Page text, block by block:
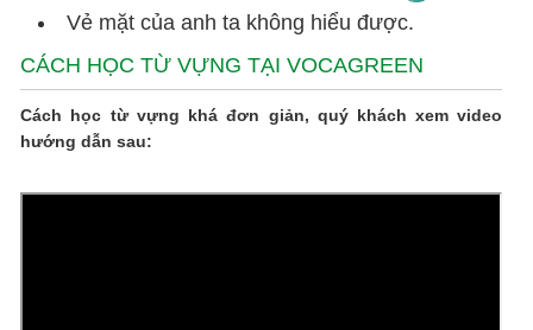
Vẻ mặt của anh ta không hiểu được.
CÁCH HỌC TỪ VỰNG TẠI VOCAGREEN
Cách học từ vựng khá đơn giản, quý khách xem video
hướng dẫn sau: